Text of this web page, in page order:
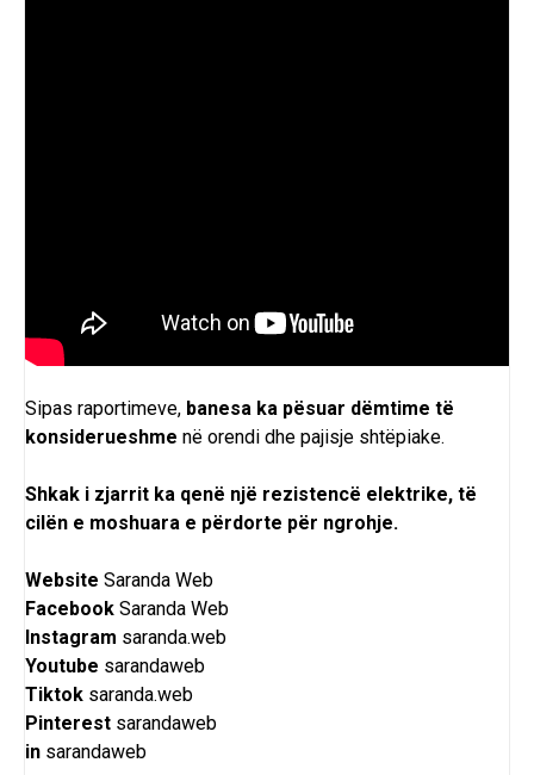
Sipas raportimeve, banesa ka pësuar dëmtime të
konsiderueshme në orendi dhe pajisje shtëpiake.
Shkak i zjarrit ka qenë një rezistencë elektrike, të
cilën e moshuara e përdorte për ngrohje.
Website Saranda Web
Facebook Saranda Web
Instagram saranda.web
Youtube sarandaweb
Tiktok saranda.web
Pinterest sarandaweb
in sarandaweb